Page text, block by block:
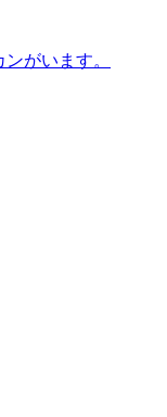
がいます。